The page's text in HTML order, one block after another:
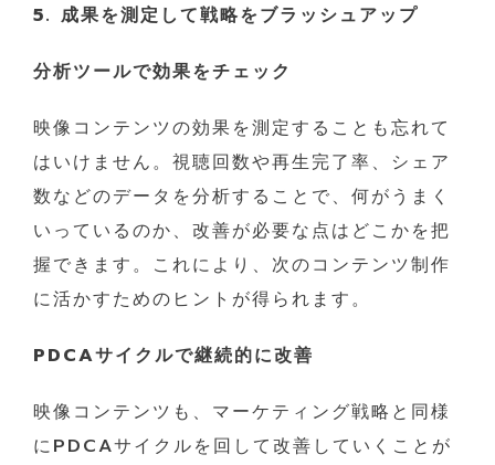
5. 成果を測定して戦略をブラッシュアップ
分析ツールで効果をチェック
映像コンテンツの効果を測定することも忘れて
はいけません。視聴回数や再生完了率、シェア
数などのデータを分析することで、何がうまく
いっているのか、改善が必要な点はどこかを把
握できます。これにより、次のコンテンツ制作
に活かすためのヒントが得られます。
PDCAサイクルで継続的に改善
映像コンテンツも、マーケティング戦略と同様
にPDCAサイクルを回して改善していくことが